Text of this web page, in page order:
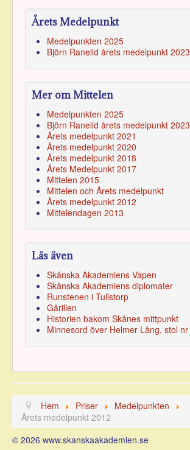
Årets Medelpunkt
Medelpunkten 2025
Björn Ranelid årets medelpunkt 2023
Mer om Mittelen
Medelpunkten 2025
Björn Ranelid årets medelpunkt 2023
Årets medelpunkt 2021
Årets medelpunkt 2020
Årets medelpunkt 2018
Årets Medelpunkt 2017
Mittelen 2015
Mittelen och Årets medelpunkt
Årets medelpunkt 2012
Mittelendagen 2013
Läs även
Skånska Akademiens Vapen
Skånska Akademiens diplomater
Runstenen i Tullstorp
Gårillen
Historien bakom Skånes mittpunkt
Minnesord över Helmer Lång, stol nr
Hem Priser
Medelpunkten
Årets medelpunkt 2012
© 2026 www.skanskaakademien.se